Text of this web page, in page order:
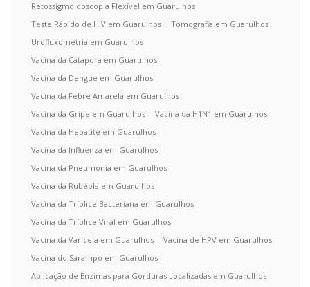
Retossigmoidoscopia Flexível em Guarulhos
Teste Rápido de HIV em Guarulhos
Tomografia em Guarulhos
Urofluxometria em Guarulhos
Vacina da Catapora em Guarulhos
Vacina da Dengue em Guarulhos
Vacina da Febre Amarela em Guarulhos
Vacina da Gripe em Guarulhos
Vacina da H1N1 em Guarulhos
Vacina da Hepatite em Guarulhos
Vacina da Influenza em Guarulhos
Vacina da Pneumonia em Guarulhos
Vacina da Rubéola em Guarulhos
Vacina da Tríplice Bacteriana em Guarulhos
Vacina da Tríplice Viral em Guarulhos
Vacina da Varicela em Guarulhos
Vacina de HPV em Guarulhos
Vacina do Sarampo em Guarulhos
Aplicação de Enzimas para Gorduras Localizadas em Guarulhos